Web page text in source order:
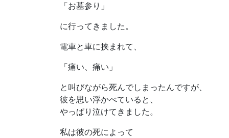
「お墓参り」
に行ってきました。
電車と車に挟まれて、
「痛い、痛い」
と叫びながら死んでしまったんですが、
彼を思い浮かべていると、
やっぱり泣けてきました。
私は彼の死によって